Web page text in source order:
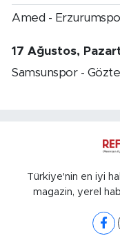
Amed -
17 Ağustos,
Samsunspor -
Türkiye'nin en iyi
magazin, yerel